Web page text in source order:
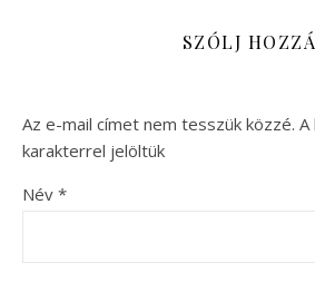
SZÓLJ HOZZÁ
Az e-mail címet nem tesszük közzé. A
karakterrel jelöltük
Név *